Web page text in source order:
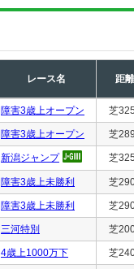
レース名 距離
障害3歳上オープン 芝
障害3歳上オープン 芝
新潟ジャンプ 芝
障害3歳上未勝利 芝
障害3歳上未勝利 芝
三河特別 芝
4歳上1000万下 芝